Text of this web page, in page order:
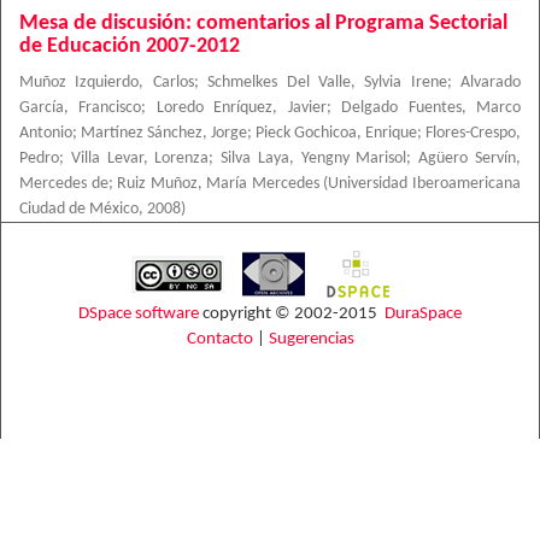
Mesa de discusión: comentarios al Programa Sectorial
de Educación 2007-2012
Muñoz Izquierdo, Carlos;Schmelkes Del Valle, Sylvia Irene; Alvarado
García, Francisco; Loredo Enríquez, Javier;
Delgado Fuentes, Marco
Antonio; Martínez Sánchez, Jorge; Pieck Gochicoa, Enrique; Flores-Crespo,
Pedro; Villa Levar, Lorenza;Silva Laya, Yengny Marisol ;Agüero Servín,
Mercedes de; Ruiz Muñoz, María Mercedes (Universidad Iberoamericana
Ciudad de México, 2008)
DSpace software copyright © 2002-2015 DuraSpace
Contacto| Sugerencias